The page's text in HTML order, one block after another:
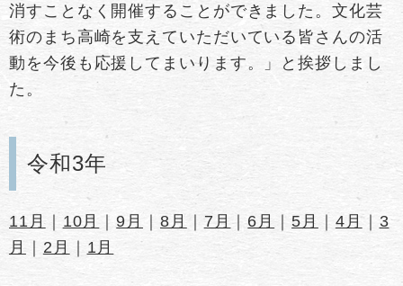
消すことなく開催することができました。文化芸
術のまち高崎を支えていただいている皆さんの活
動を今後も応援してまいります。」と挨拶しまし
た。
令和3年
11月 ｜ 10月 ｜9月 ｜ 8月 ｜ 7月 ｜ 6月 ｜5月 ｜ 4月｜ 3
月
｜ 2月 ｜ 1月